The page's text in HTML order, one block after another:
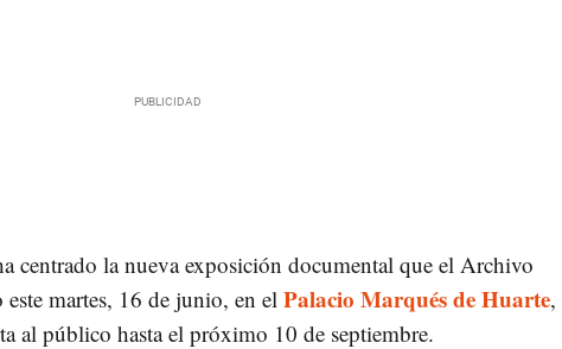
centrado la nueva exposición documental que el Archivo
martes, 16 de junio, en el Palacio Marqués de Huarte,
al público hasta el próximo 10 de septiembre.